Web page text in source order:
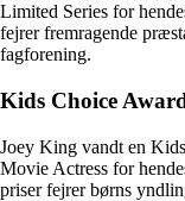
Limited Series for
fejrer fremragende
fagforening.
Kids Choice
Joey King vandt en
Movie Actress for
priser fejrer børns